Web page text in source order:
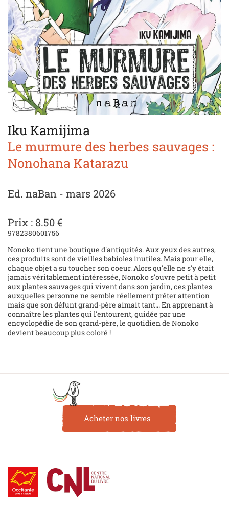
Iku Kamijima
Le murmure des herbes sauvages :
Nonohana Katarazu
Ed. naBan - mars 2026
Prix : 8.50 €
9782380601756
Nonoko tient une boutique d'antiquités. Aux yeux des autres,
ces produits sont de vieilles babioles inutiles. Mais pour elle,
chaque objet a su toucher son coeur. Alors qu'elle ne s'y était
jamais véritablement intéressée, Nonoko s'ouvre petit à petit
aux plantes sauvages qui vivent dans son jardin, ces plantes
auxquelles personne ne semble réellement prêter attention
mais que son défunt grand-père aimait tant... En apprenant à
connaître les plantes qui l'entourent, guidée par une
encyclopédie de son grand-père, le quotidien de Nonoko
devient beaucoup plus coloré !
Acheter nos livres